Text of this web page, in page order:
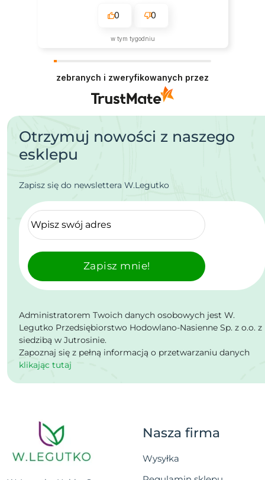
0 0
w tym tygodniu
zebranych i zweryfikowanych przez
Otrzymuj nowości z naszego
esklepu
Zapisz się do newslettera W.Legutko
Zapisz mnie!
Administratorem Twoich danych osobowych jest W.
Legutko Przedsiębiorstwo Hodowlano-Nasienne Sp. z o.o. z
siedzibą w Jutrosinie.
Zapoznaj się z pełną informacją o przetwarzaniu danych
klikając tutaj
Nasza firma
Wysyłka